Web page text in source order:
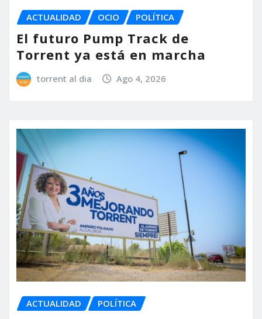
ACTUALIDAD OCIO POLÍTICA
El futuro Pump Track de
Torrent ya está en marcha
torrent al dia Ago 4, 2026
ACTUALIDAD POLÍTICA